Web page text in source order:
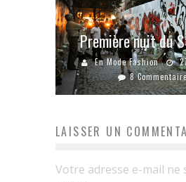
Première nuit du
En Mode Fashion
8
LAISSER UN
Votre adresse e-mail ne